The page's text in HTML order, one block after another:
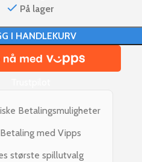
På lager
I HANDLEKURV
Betalingsmuligheter
med Vipps
største spillutvalg